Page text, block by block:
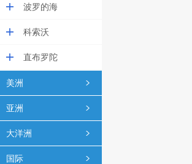
波罗的海
科索沃
直布罗陀
美洲
亚洲
大洋洲
国际